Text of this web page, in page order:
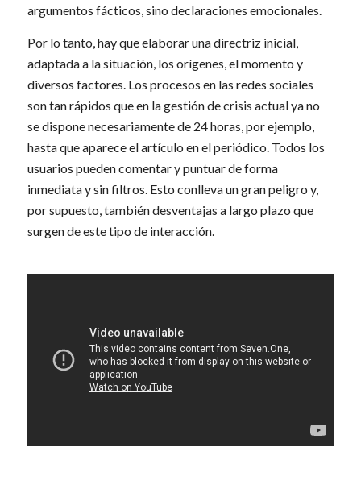
argumentos fácticos, sino declaraciones emocionales.
Por lo tanto, hay que elaborar una directriz inicial,
adaptada a la situación, los orígenes, el momento y
diversos factores. Los procesos en las redes sociales
son tan rápidos que en la gestión de crisis actual ya no
se dispone necesariamente de 24 horas, por ejemplo,
hasta que aparece el artículo en el periódico. Todos los
usuarios pueden comentar y puntuar de forma
inmediata y sin filtros. Esto conlleva un gran peligro y,
por supuesto, también desventajas a largo plazo que
surgen de este tipo de interacción.